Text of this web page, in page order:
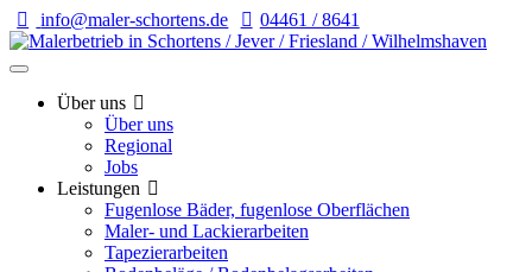
info@maler-schortens.de 04461 / 8641
Über uns
Über uns
Regional
Jobs
Leistungen
Fugenlose Bäder, fugenlose Oberflächen
Maler- und Lackierarbeiten
Tapezierarbeiten